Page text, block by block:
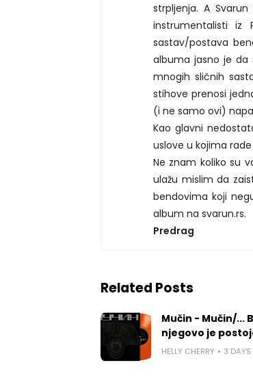
strpljenja. A
instrumentalisti iz
sastav/postava
albuma jasno je da
mnogih sličnih
stihove prenosi
(i ne samo ovi)
Kao glavni
uslove u kojima
Ne znam koliko su
ulažu mislim da
bendovima koji
album na svarun.rs.
Predrag
Related Posts
Mučin - Mučin/...
njegovo je
HELLY CHERRY 3